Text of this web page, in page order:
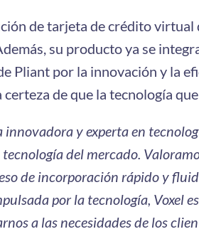
de tarjeta de crédito
su producto ya se
Pliant por la innovación y la
de que la tecnología
innovadora y experta en
del mercado.
de incorporación rápido y
por la tecnología, Voxel
a las necesidades de los